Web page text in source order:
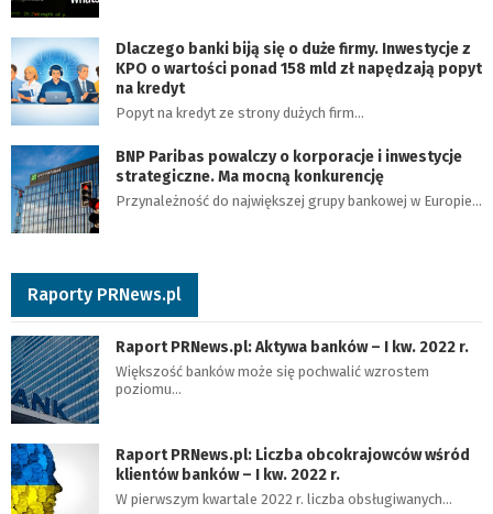
Dlaczego banki biją się o duże firmy. Inwestycje z
KPO o wartości ponad 158 mld zł napędzają popyt
na kredyt
Popyt na kredyt ze strony dużych firm…
BNP Paribas powalczy o korporacje i inwestycje
strategiczne. Ma mocną konkurencję
Przynależność do największej grupy bankowej w Europie…
Raporty PRNews.pl
Raport PRNews.pl: Aktywa banków – I kw. 2022 r.
Większość banków może się pochwalić wzrostem
poziomu…
Raport PRNews.pl: Liczba obcokrajowców wśród
klientów banków – I kw. 2022 r.
W pierwszym kwartale 2022 r. liczba obsługiwanych…